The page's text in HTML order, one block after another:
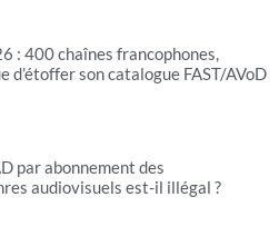
: 400 chaînes francophones,
d’étoffer son catalogue FAST/AVoD
par abonnement des
audiovisuels est-il illégal ?